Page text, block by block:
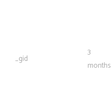
_gid
3
months